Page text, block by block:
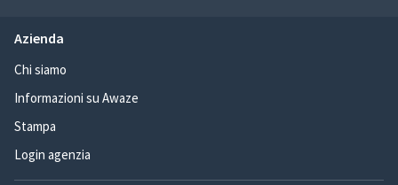
Azienda
Chi siamo
Informazioni su Awaze
Stampa
Login agenzia